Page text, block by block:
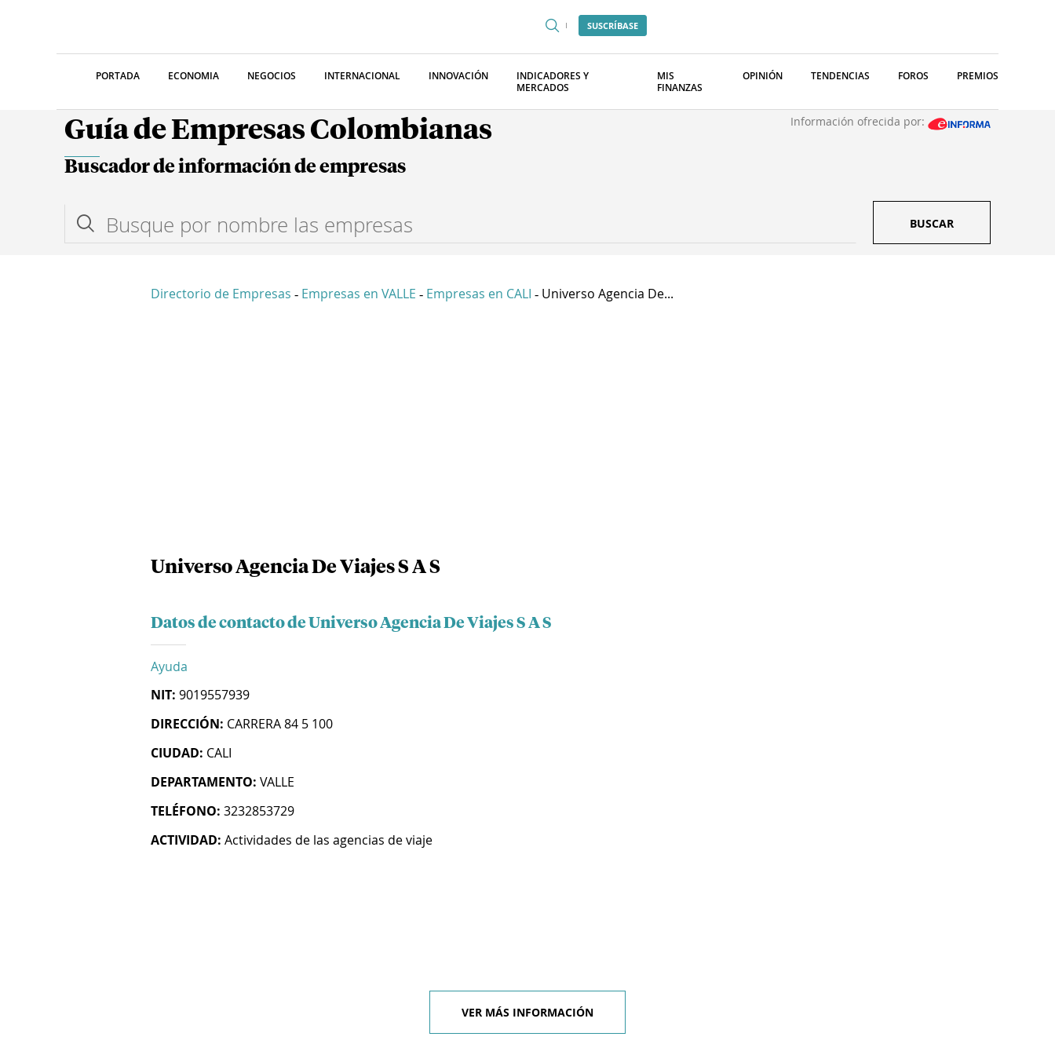
SUSCRÍBASE
PORTADA ECONOMIA NEGOCIOS INTERNACIONAL INNOVACIÓN
INDICADORES Y
MERCADOS
MIS
FINANZAS
OPINIÓN TENDENCIAS FOROS PREMIOS
Guía de Empresas Colombianas Información ofrecida por:
Buscador de información de empresas
BUSCAR
Directorio de Empresas - Empresas en VALLE - Empresas en CALI - Universo Agencia De...
Universo Agencia De Viajes S A S
Datos de contacto de Universo Agencia De Viajes S A S
Ayuda
NIT: 9019557939
DIRECCIÓN: CARRERA 84 5 100
CIUDAD: CALI
DEPARTAMENTO: VALLE
TELÉFONO: 3232853729
ACTIVIDAD: Actividades de las agencias de viaje
VER MÁS INFORMACIÓN